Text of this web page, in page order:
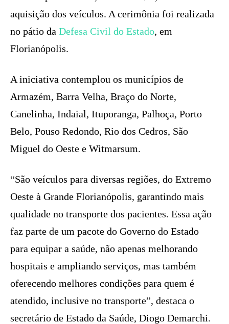
aquisição dos veículos. A cerimônia foi realizada
no pátio da Defesa Civil do Estado, em
Florianópolis.
A iniciativa contemplou os municípios de
Armazém, Barra Velha, Braço do Norte,
Canelinha, Indaial, Ituporanga, Palhoça, Porto
Belo, Pouso Redondo, Rio dos Cedros, São
Miguel do Oeste e Witmarsum.
“São veículos para diversas regiões, do Extremo
Oeste à Grande Florianópolis, garantindo mais
qualidade no transporte dos pacientes. Essa ação
faz parte de um pacote do Governo do Estado
para equipar a saúde, não apenas melhorando
hospitais e ampliando serviços, mas também
oferecendo melhores condições para quem é
atendido, inclusive no transporte”, destaca o
secretário de Estado da Saúde, Diogo Demarchi.